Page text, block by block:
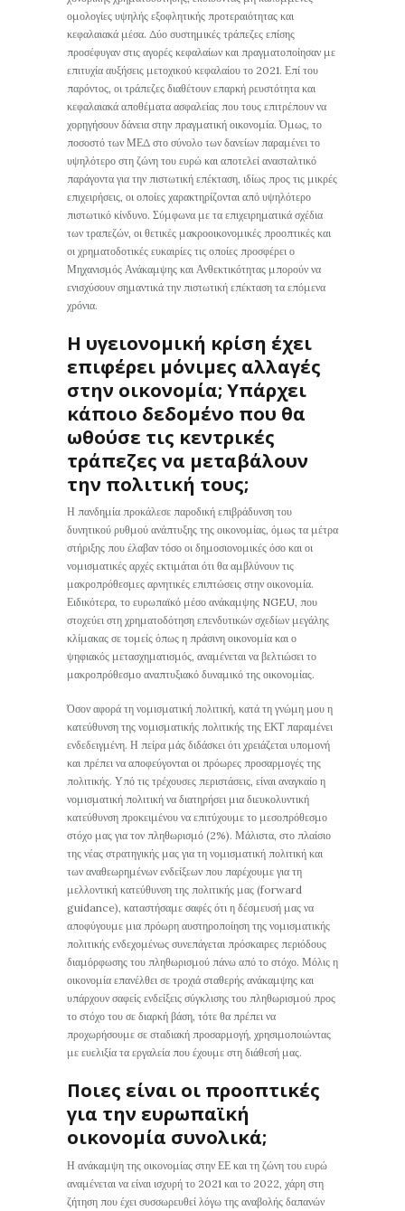
ομολογίες υψηλής εξοφλητικής προτεραιότητας και
κεφαλαιακά μέσα. Δύο συστημικές τράπεζες επίσης
προσέφυγαν στις αγορές κεφαλαίων και πραγματοποίησαν με
επιτυχία αυξήσεις μετοχικού κεφαλαίου το 2021. Επί του
παρόντος, οι τράπεζες διαθέτουν επαρκή ρευστότητα και
κεφαλαιακά αποθέματα ασφαλείας που τους επιτρέπουν να
χορηγήσουν δάνεια στην πραγματική οικονομία. Όμως, το
ποσοστό των ΜΕΔ στο σύνολο των δανείων παραμένει το
υψηλότερο στη ζώνη του ευρώ και αποτελεί ανασταλτικό
παράγοντα για την πιστωτική επέκταση, ιδίως προς τις μικρές
επιχειρήσεις, οι οποίες χαρακτηρίζονται από υψηλότερο
πιστωτικό κίνδυνο. Σύμφωνα με τα επιχειρηματικά σχέδια
των τραπεζών, οι θετικές μακροοικονομικές προοπτικές και
οι χρηματοδοτικές ευκαιρίες τις οποίες προσφέρει ο
Μηχανισμός Ανάκαμψης και Ανθεκτικότητας μπορούν να
ενισχύσουν σημαντικά την πιστωτική επέκταση τα επόμενα
χρόνια.
Η υγειονομική κρίση έχει
επιφέρει μόνιμες αλλαγές
στην οικονομία; Υπάρχει
κάποιο δεδομένο που θα
ωθούσε τις κεντρικές
τράπεζες να μεταβάλουν
την πολιτική τους;
Η πανδημία προκάλεσε παροδική επιβράδυνση του
δυνητικού ρυθμού ανάπτυξης της οικονομίας, όμως τα μέτρα
στήριξης που έλαβαν τόσο οι δημοσιονομικές όσο και οι
νομισματικές αρχές εκτιμάται ότι θα αμβλύνουν τις
μακροπρόθεσμες αρνητικές επιπτώσεις στην οικονομία.
Ειδικότερα, το ευρωπαϊκό μέσο ανάκαμψης NGEU, που
στοχεύει στη χρηματοδότηση επενδυτικών σχεδίων μεγάλης
κλίμακας σε τομείς όπως η πράσινη οικονομία και ο
ψηφιακός μετασχηματισμός, αναμένεται να βελτιώσει το
μακροπρόθεσμο αναπτυξιακό δυναμικό της οικονομίας.
Όσον αφορά τη νομισματική πολιτική, κατά τη γνώμη μου η
κατεύθυνση της νομισματικής πολιτικής της ΕΚΤ παραμένει
ενδεδειγμένη. Η πείρα μάς διδάσκει ότι χρειάζεται υπομονή
και πρέπει να αποφεύγονται οι πρόωρες προσαρμογές της
πολιτικής. Υπό τις τρέχουσες περιστάσεις, είναι αναγκαίο η
νομισματική πολιτική να διατηρήσει μια διευκολυντική
κατεύθυνση προκειμένου να επιτύχουμε το μεσοπρόθεσμο
στόχο μας για τον πληθωρισμό (2%). Μάλιστα, στο πλαίσιο
της νέας στρατηγικής μας για τη νομισματική πολιτική και
των αναθεωρημένων ενδείξεων που παρέχουμε για τη
μελλοντική κατεύθυνση της πολιτικής μας (forward
guidance), καταστήσαμε σαφές ότι η δέσμευσή μας να
αποφύγουμε μια πρόωρη αυστηροποίηση της νομισματικής
πολιτικής ενδεχομένως συνεπάγεται πρόσκαιρες περιόδους
διαμόρφωσης του πληθωρισμού πάνω από το στόχο. Μόλις η
οικονομία επανέλθει σε τροχιά σταθερής ανάκαμψης και
υπάρχουν σαφείς ενδείξεις σύγκλισης του πληθωρισμού προς
το στόχο του σε διαρκή βάση, τότε θα πρέπει να
προχωρήσουμε σε σταδιακή προσαρμογή, χρησιμοποιώντας
με ευελιξία τα εργαλεία που έχουμε στη διάθεσή μας.
Ποιες είναι οι προοπτικές
για την ευρωπαϊκή
οικονομία συνολικά;
Η ανάκαμψη της οικονομίας στην ΕΕ και τη ζώνη του ευρώ
αναμένεται να είναι ισχυρή το 2021 και το 2022, χάρη στη
ζήτηση που έχει συσσωρευθεί λόγω της αναβολής δαπανών